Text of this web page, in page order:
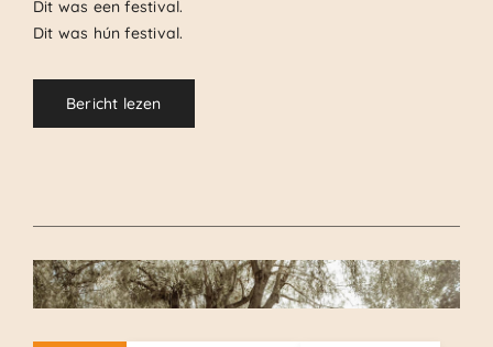
Dit was een festival.
Dit was hún festival.
Bericht lezen
.